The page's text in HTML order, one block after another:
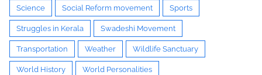
Science Social Reform movement Sports
Struggles in Kerala Swadeshi Movement
Transportation Weather Wildlife Sanctuary
World History World Personalities